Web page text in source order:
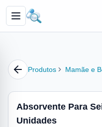
Produtos Mamãe e
Absorvente Para
Unidades